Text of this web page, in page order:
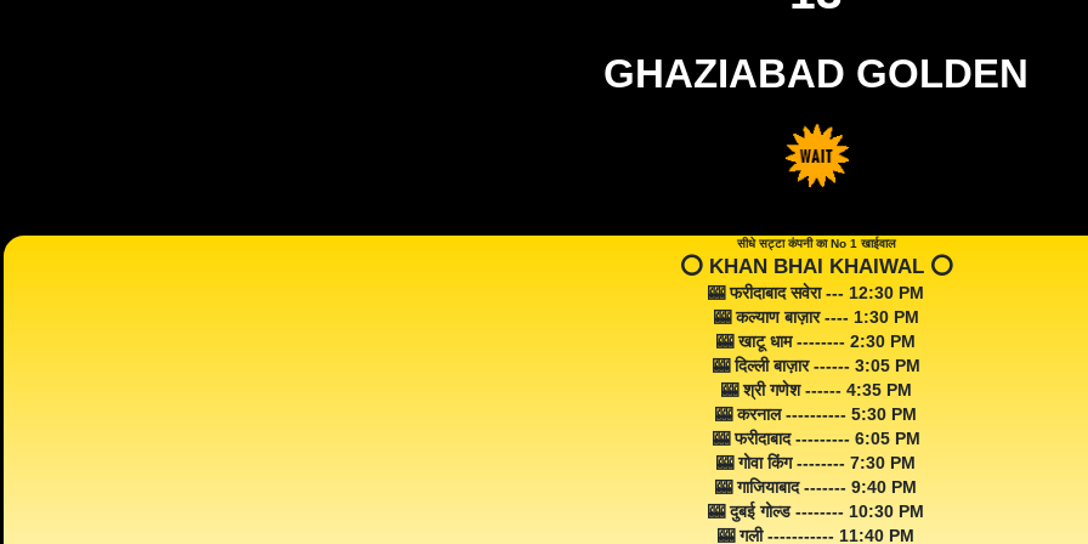
GHAZIABAD GOLDEN
सीधे सट्टा कंपनी का No 1 खाईवाल
⭕️ KHAN BHAI KHAIWAL ⭕️
🎰 फरीदाबाद सवेरा --- 12:30 PM
🎰 कल्याण बाज़ार ---- 1:30 PM
🎰 खाटू धाम -------- 2:30 PM
🎰 दिल्ली बाज़ार ------ 3:05 PM
🎰 श्री गणेश ------ 4:35 PM
🎰 करनाल ---------- 5:30 PM
🎰 फरीदाबाद --------- 6:05 PM
🎰 गोवा किंग -------- 7:30 PM
🎰 गाजियाबाद ------- 9:40 PM
🎰 दुबई गोल्ड -------- 10:30 PM
🎰 गली ----------- 11:40 PM